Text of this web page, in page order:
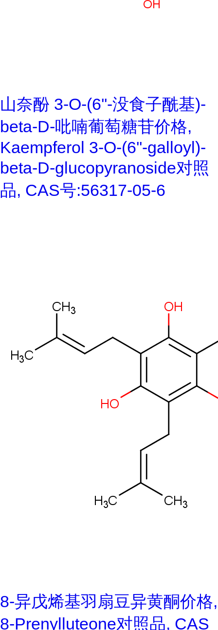
山奈酚 3-O-(6''-没食子酰基)-
beta-D-吡喃葡萄糖苷价格,
Kaempferol 3-O-(6''-galloyl)-
beta-D-glucopyranoside对照
品, CAS号:56317-05-6
8-异戊烯基羽扇豆异黄酮价格,
8-Prenylluteone对照品, CAS